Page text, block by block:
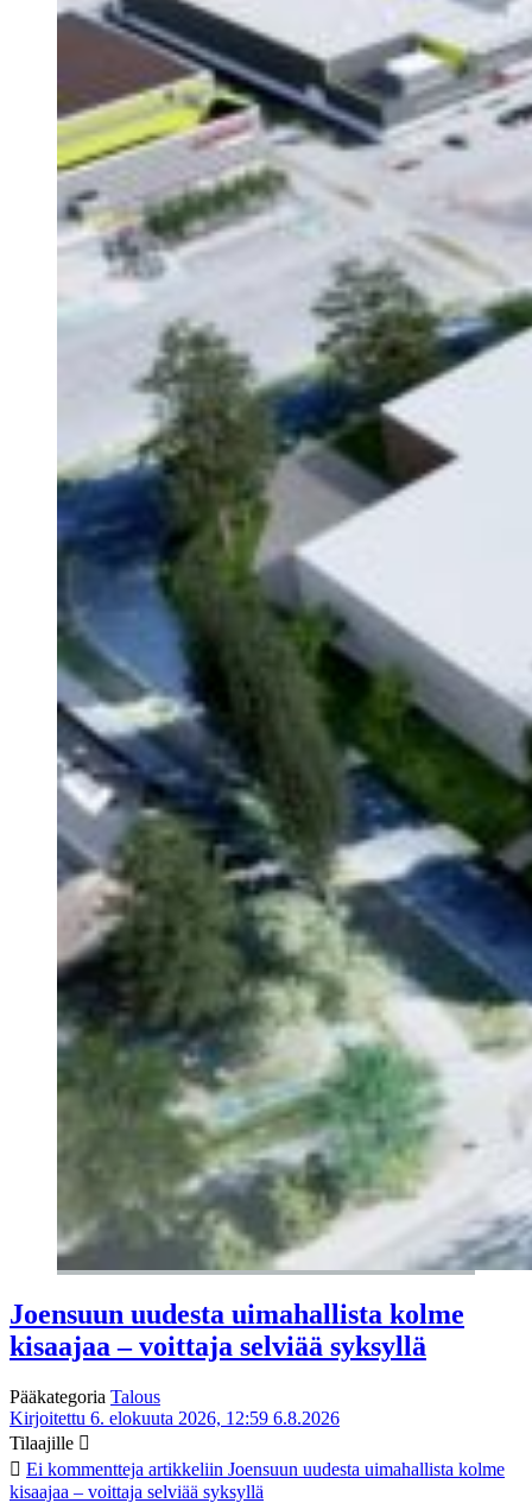
Joensuun uudesta uimahallista kolme
kisaajaa – voittaja selviää syksyllä
Pääkategoria Talous
Kirjoitettu 6. elokuuta 2026, 12:59 6.8.2026
Tilaajille
Ei kommentteja artikkeliin Joensuun uudesta uimahallista kolme
kisaajaa – voittaja selviää syksyllä